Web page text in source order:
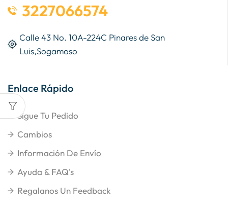
3227066574
Calle 43 No. 10A-224C Pinares de San
Luis,Sogamoso
Enlace Rápido
Sigue Tu Pedido
Cambios
Información De Envío
Ayuda & FAQ's
Regalanos Un Feedback